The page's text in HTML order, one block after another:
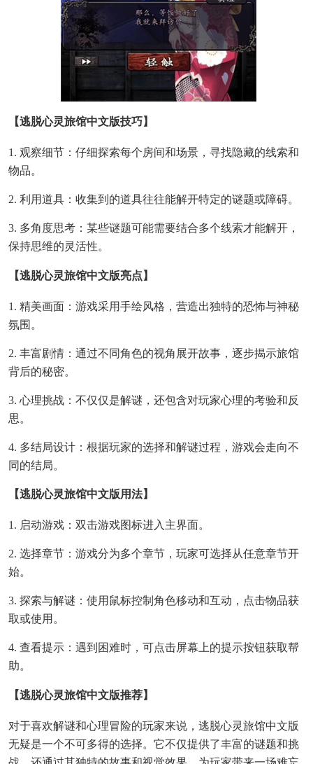
【逃脱心灵旅馆中文版技巧】
1. 观察细节：仔细探索每个房间和场景，寻找隐藏的线索和
物品。
2. 利用道具：收集到的道具往往能解开特定的谜题或障碍。
3. 多角度思考：某些谜题可能需要结合多个线索才能解开，
保持思维的灵活性。
【逃脱心灵旅馆中文版亮点】
1. 精美画面：游戏采用手绘风格，营造出独特的恐怖与神秘
氛围。
2. 丰富剧情：通过不同角色的视角展开故事，逐步揭示旅馆
背后的秘密。
3. 心理挑战：不仅仅是解谜，还包含对玩家心理的考验和反
思。
4. 多结局设计：根据玩家的选择和解谜过程，游戏会走向不
同的结局。
【逃脱心灵旅馆中文版用法】
1. 启动游戏：双击游戏图标进入主界面。
2. 选择章节：游戏分为多个章节，玩家可选择从任意章节开
始。
3. 探索与解谜：使用鼠标控制角色移动和互动，点击物品获
取或使用。
4. 查看提示：遇到困难时，可点击屏幕上的提示按钮获取帮
助。
【逃脱心灵旅馆中文版推荐】
对于喜欢解谜和心理冒险的玩家来说，逃脱心灵旅馆中文版
无疑是一个不可多得的选择。它不仅提供了丰富的谜题和挑